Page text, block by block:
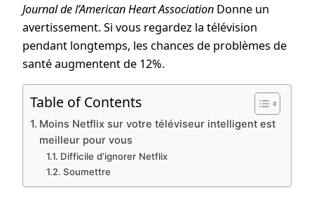
Journal de l’American Heart Association Donne un
avertissement. Si vous regardez la télévision
pendant longtemps, les chances de problèmes de
santé augmentent de 12%.
Table of Contents
Moins Netflix sur votre téléviseur intelligent est
meilleur pour vous
Difficile d’ignorer Netflix
Soumettre